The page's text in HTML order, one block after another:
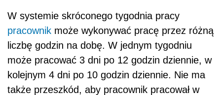
W systemie skróconego tygodnia pracy
pracownik może wykonywać pracę przez różną
liczbę godzin na dobę. W jednym tygodniu
może pracować 3 dni po 12 godzin dziennie, w
kolejnym 4 dni po 10 godzin dziennie. Nie ma
także przeszkód, aby pracownik pracował w